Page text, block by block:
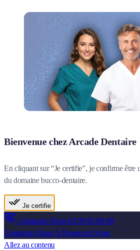
Bienvenue chez Arcade Dentaire
En cliquant sur “Je certifie", je confirme être
du domaine bucco-dentaire.
Je certifie
Contactez-Nous02 99 83 88 89
Contactez-Nous À Propos de Nous
Allez au contenu